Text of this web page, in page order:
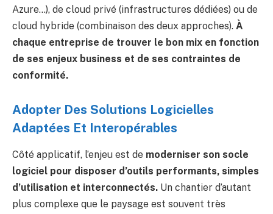
Azure…), de cloud privé (infrastructures dédiées) ou de
cloud hybride (combinaison des deux approches). À
chaque entreprise de trouver le bon mix en fonction
de ses enjeux business et de ses contraintes de
conformité.
Adopter Des Solutions Logicielles
Adaptées Et Interopérables
Côté applicatif, l’enjeu est de moderniser son socle
logiciel pour disposer d’outils performants, simples
d’utilisation et interconnectés. Un chantier d’autant
plus complexe que le paysage est souvent très